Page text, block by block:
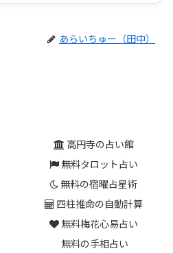
あらいちゅー（田中）
高円寺の占い館
無料タロット占い
無料の宿曜占星術
四柱推命の自動計算
無料梅花心易占い
無料の手相占い